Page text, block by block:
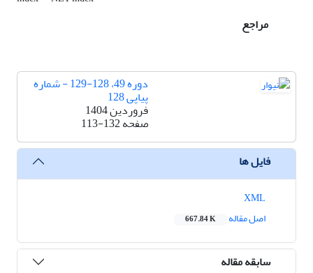
مراجع
دوره 49، 128-129 - شماره
پیاپی 128
فروردین 1404
صفحه113-132
فایل ها
اصل مقاله
667.84 K
سابقه مقاله